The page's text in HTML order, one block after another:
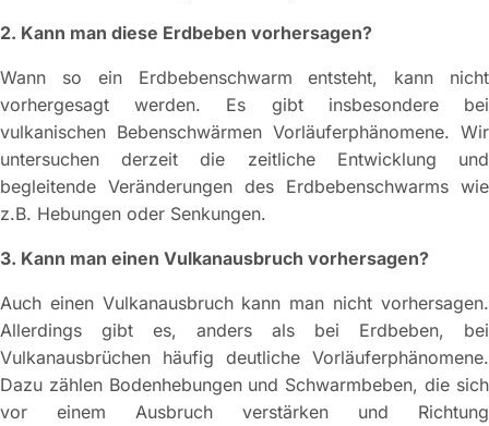
2. Kann man diese Erdbeben vorhersagen?
Wann so ein Erdbebenschwarm entsteht, kann nicht
vorhergesagt werden. Es gibt insbesondere bei
vulkanischen Bebenschwärmen Vorläuferphänomene. Wir
untersuchen derzeit die zeitliche Entwicklung und
begleitende Veränderungen des Erdbebenschwarms wie
z.B. Hebungen oder Senkungen.
3. Kann man einen Vulkanausbruch vorhersagen?
Auch einen Vulkanausbruch kann man nicht vorhersagen.
Allerdings gibt es, anders als bei Erdbeben, bei
Vulkanausbrüchen häufig deutliche Vorläuferphänomene.
Dazu zählen Bodenhebungen und Schwarmbeben, die sich
vor einem Ausbruch verstärken und Richtung